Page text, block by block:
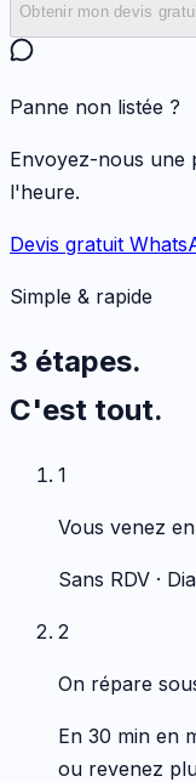
Obtenir mon devis
Panne non listée ?
Envoyez-nous une
l'heure.
Devis gratuit
Simple & rapide
3 étapes.
C'est tout.
1
Vous venez
Sans RDV ·
2
On répare
En 30 min en
ou revenez